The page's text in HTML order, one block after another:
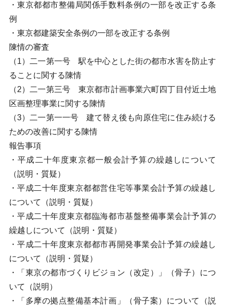
・東京都都市整備局関係手数料条例の一部を改正する条
例
・東京都建築安全条例の一部を改正する条例
陳情の審査
（1）二一第一号 駅を中心とした街の都市水害を防止す
ることに関する陳情
（2）二一第三号 東京都市計画事業六町四丁目付近土地
区画整理事業に関する陳情
（3）二一第一一号 建て替え後も向原住宅に住み続ける
ための改善に関する陳情
報告事項
・平成二十年度東京都一般会計予算の繰越しについて
（説明・質疑）
・平成二十年度東京都都営住宅等事業会計予算の繰越し
について（説明・質疑）
・平成二十年度東京都臨海都市基盤整備事業会計予算の
繰越しについて（説明・質疑）
・平成二十年度東京都都市再開発事業会計予算の繰越し
について（説明・質疑）
・「東京の都市づくりビジョン（改定）」（骨子）につ
いて（説明）
・「多摩の拠点整備基本計画」（骨子案）について（説